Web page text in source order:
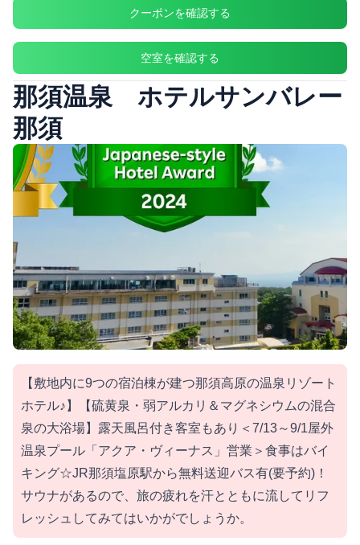
クーポンを確認する
空室を確認する
那須温泉 ホテルサンバレー
那須
【敷地内に9つの宿泊棟が建つ那須高原の温泉リゾート
ホテル♪】【硫黄泉・弱アルカリ＆マグネシウムの混合
泉の大浴場】露天風呂付き客室もあり＜7/13～9/1屋外
温泉プール「アクア・ヴィーナス」営業＞食事はバイ
キング☆JR那須塩原駅から無料送迎バス有(要予約)！
サウナがあるので、旅の疲れを汗とともに流してリフ
レッシュしてみてはいかがでしょうか。